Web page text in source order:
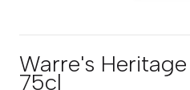
Warre's
75cl